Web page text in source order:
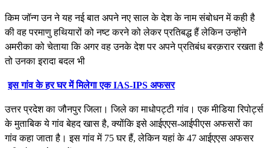
किम जॉन्ग उन ने यह नई बात अपने नए साल के देश के नाम संबोधन में कही है
की वह परमाणु हथियारों को नष्ट करने को लेकर प्रतिबद्ध हैं लेकिन उन्होंने
अमरीका को चेताया कि अगर वह उनके देश पर अपने प्रतिबंध बरक़रार रखता है
तो उनका इरादा बदल भी
इस गांव के हर घर में मिलेगा एक IAS-IPS अफसर
उत्तर प्रदेश का जौनपुर जिला। जिले का माधोपट्टी गांव। एक मीडिया रिपोर्ट्स
के मुताबिक ये गांव बेहद खास है, क्योंकि इसे आईएएस-आईपीएस अफसरों का
गांव कहा जाता है। इस गांव में 75 घर हैं, लेकिन यहां के 47 आईएएस अफसर